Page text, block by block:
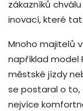
zákazníků
inovací, které
Mnoho majitelů
například model
městské jízdy
se postaral o to,
nejvíce